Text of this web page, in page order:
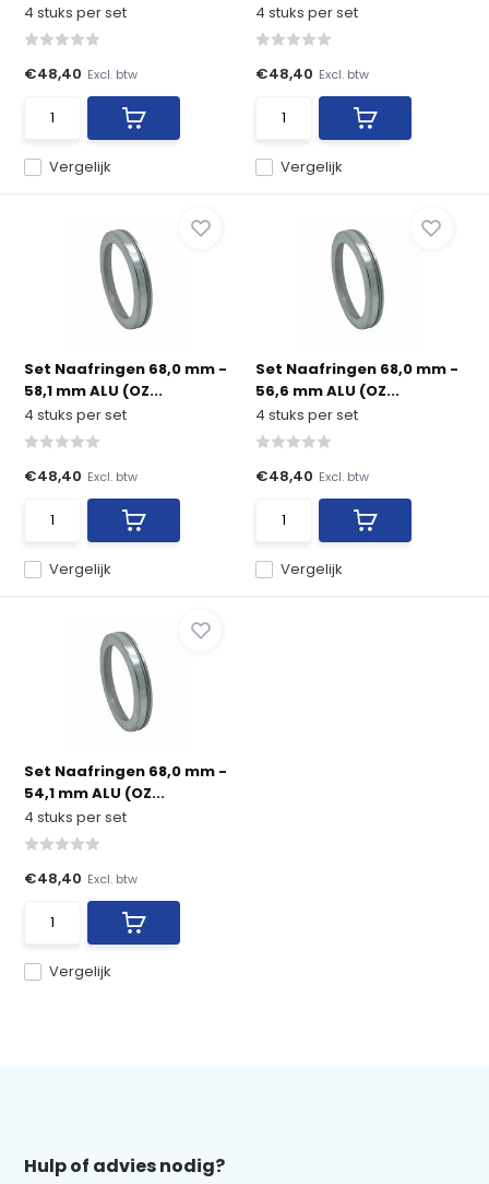
4 stuks per set
Vergelijk
€48,40 Excl. btw
4 stuks per set
Vergelijk
€48,40 Excl. btw
Set Naafringen 68,0 mm -
58,1 mm ALU (OZ...
4 stuks per set
Vergelijk
€48,40 Excl. btw
Set Naafringen 68,0 mm -
56,6 mm ALU (OZ...
4 stuks per set
Vergelijk
€48,40 Excl. btw
Set Naafringen 68,0 mm -
54,1 mm ALU (OZ...
4 stuks per set
Vergelijk
€48,40 Excl. btw
Hulp of advies nodig?